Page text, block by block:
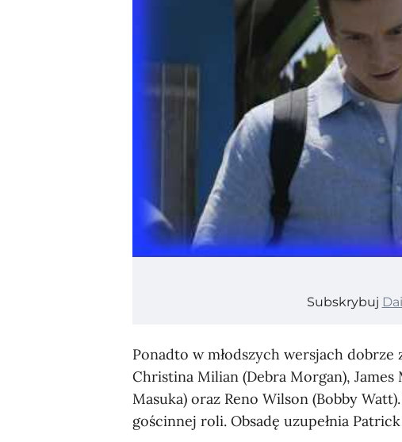
Subskrybuj
Ponadto w młodszych wersjach
Christina Milian (Debra Morgan),
Masuka) oraz Reno Wilson (Bobby
gościnnej roli. Obsadę uzupełnia